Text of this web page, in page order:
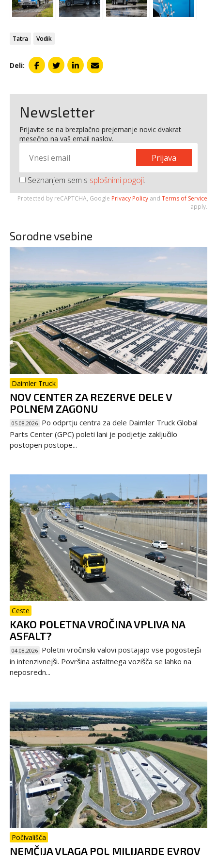
Tatra Vodik
Deli:
Newsletter
Prijavite se na brezplačno prejemanje novic dvakrat
mesečno na vaš email naslov.
Prijava
Seznanjem sem s splošnimi pogoji.
Protected by reCAPTCHA, Google Privacy Policy and Terms of Service
apply.
Sorodne vsebine
Daimler Truck
NOV CENTER ZA REZERVE DELE V
POLNEM ZAGONU
05.08.2026 Po odprtju centra za dele Daimler Truck Global
Parts Center (GPC) poleti lani je podjetje zaključilo
postopen postope...
Ceste
KAKO POLETNA VROČINA VPLIVA NA
ASFALT?
04.08.2026 Poletni vročinski valovi postajajo vse pogostejši
in intenzivnejši. Površina asfaltnega vozišča se lahko na
neposredn...
Počivališča
NEMČIJA VLAGA POL MILIJARDE EVROV